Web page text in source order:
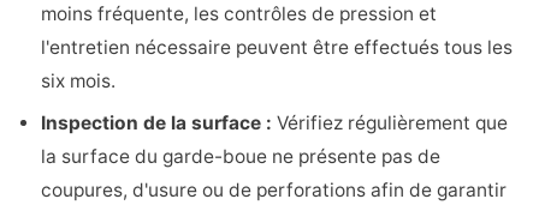
moins fréquente, les contrôles de pression et
l'entretien nécessaire peuvent être effectués tous les
six mois.
Inspection de la surface : Vérifiez régulièrement que
la surface du garde-boue ne présente pas de
coupures, d'usure ou de perforations afin de garantir